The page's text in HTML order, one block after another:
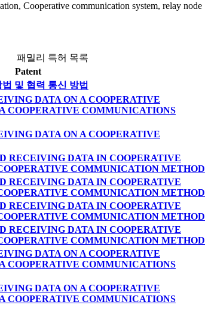
Cooperative communication system, relay node
패밀리 특허 목록
Patent
및 협력 통신 방법
DATA ON A COOPERATIVE
COOPERATIVE COMMUNICATIONS
DATA ON A COOPERATIVE
RECEIVING DATA IN COOPERATIVE
COMMUNICATION METHOD
RECEIVING DATA IN COOPERATIVE
COMMUNICATION METHOD
RECEIVING DATA IN COOPERATIVE
COMMUNICATION METHOD
RECEIVING DATA IN COOPERATIVE
COMMUNICATION METHOD
DATA ON A COOPERATIVE
COOPERATIVE COMMUNICATIONS
DATA ON A COOPERATIVE
COOPERATIVE COMMUNICATIONS